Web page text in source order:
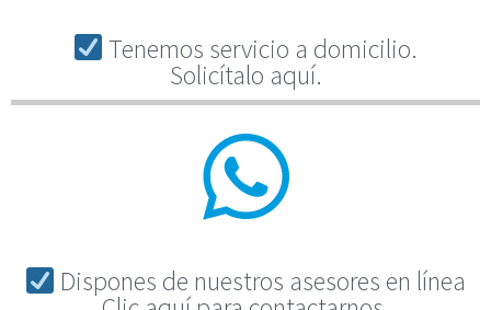
Tenemos servicio a domicilio.
Solicítalo aquí.
Dispones de nuestros asesores en línea